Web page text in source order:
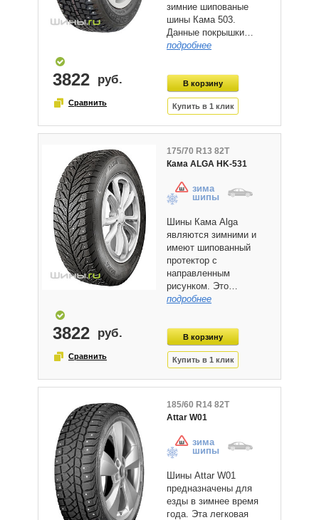
зимние шипованые
шины Кама 503.
Данные покрышки…
подробнее
3822
175/70 R13 82T
Кама ALGA HK-531
зима
шипы
Шины Кама Alga
являются зимними и
имеют шипованный
протектор с
направленным
рисунком. Это…
подробнее
3822
185/60 R14 82T
Attar W01
зима
шипы
Шины Attar W01
предназначены для
езды в зимнее время
года. Эта легковая